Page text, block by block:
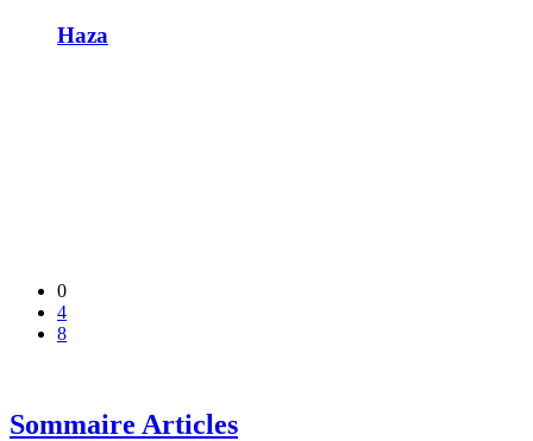
Haza
0
4
8
Sommaire Articles